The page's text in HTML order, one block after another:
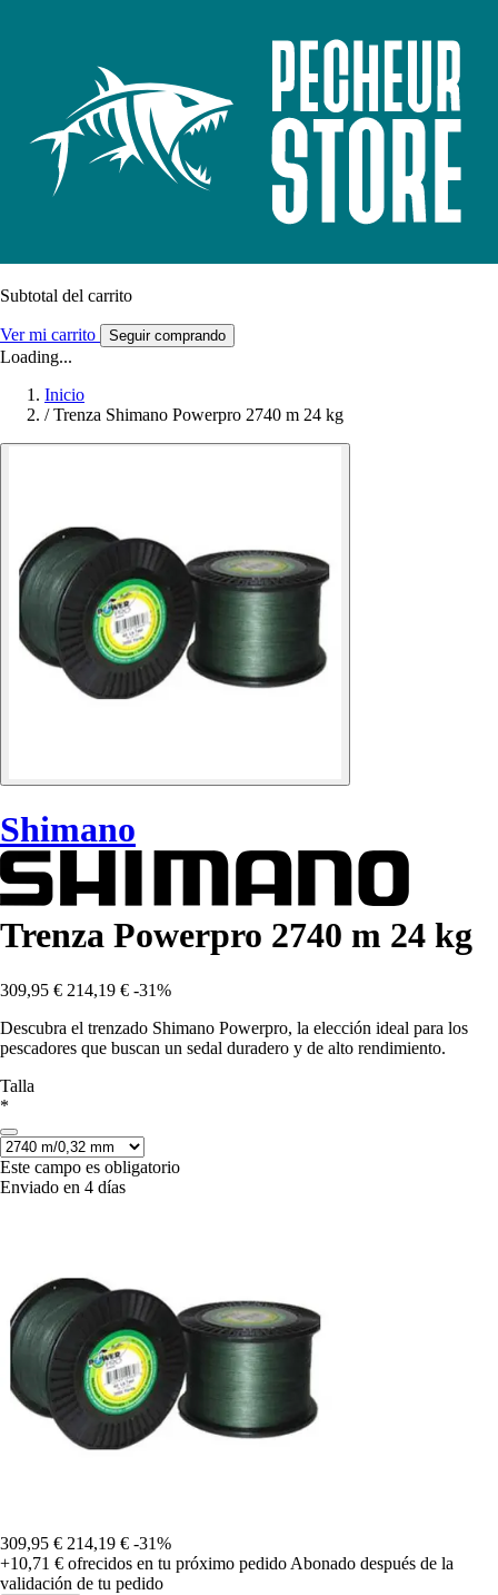
Subtotal del carrito
Ver mi carrito Seguir comprando
Loading...
Inicio
/ Trenza Shimano Powerpro 2740 m 24 kg
Shimano
Trenza Powerpro 2740 m 24 kg
309,95 € 214,19 € -31%
Descubra el trenzado Shimano Powerpro, la elección ideal para los
pescadores que buscan un sedal duradero y de alto rendimiento.
Talla
*
Este campo es obligatorio
Enviado en 4 días
309,95 € 214,19 € -31%
+10,71 € ofrecidos en tu próximo pedido Abonado después de la
validación de tu pedido